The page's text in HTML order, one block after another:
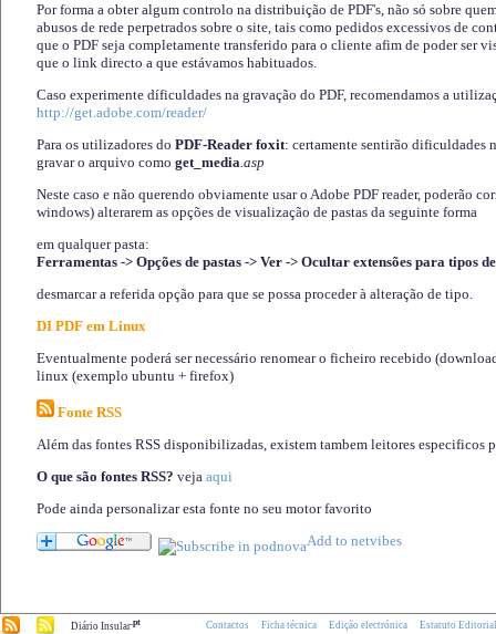
Por forma a obter algum controlo na distribuição de PDF's, não só sobre
abusos de rede perpetrados sobre o site, tais como pedidos excessivos de
que o PDF seja completamente transferido para o cliente afim de poder ser
que o link directo a que estávamos habituados.
Caso experimente díficuldades na gravação do PDF, recomendamos a
http://get.adobe.com/reader/
Para os utilizadores do PDF-Reader foxit: certamente sentirão dificuldades
gravar o arquivo como get_media.asp
Neste caso e não querendo obviamente usar o Adobe PDF reader, poderão
windows) alterarem as opções de visualização de pastas da seguinte forma
em qualquer pasta:
Ferramentas -> Opções de pastas -> Ver -> Ocultar extensões para tipos
desmarcar a referida opção para que se possa proceder à alteração de tipo.
DI PDF em Linux
Eventualmente poderá ser necessário renomear o ficheiro recebido
linux (exemplo ubuntu + firefox)
Fonte RSS
Além das fontes RSS disponibilizadas, existem tambem leitores especificos
O que são fontes RSS? veja aqui
Pode ainda personalizar esta fonte no seu motor favorito
Diário Insular.pt Contactos Ficha técnica Edição electrónica Estatuto Editorial